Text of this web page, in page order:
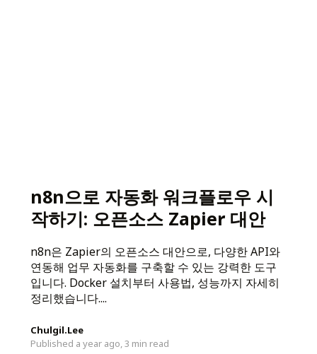
n8n으로 자동화 워크플로우 시
작하기: 오픈소스 Zapier 대안
n8n은 Zapier의 오픈소스 대안으로, 다양한 API와
연동해 업무 자동화를 구축할 수 있는 강력한 도구
입니다. Docker 설치부터 사용법, 성능까지 자세히
정리했습니다....
Chulgil.Lee
Published a year ago,3 min read